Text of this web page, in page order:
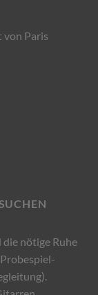
von Paris
nötige Ruhe